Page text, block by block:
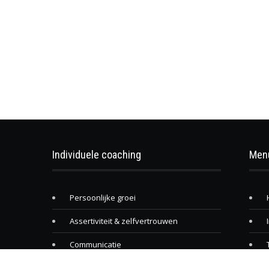
Individuele coaching
Persoonlijke groei
Assertiviteit & zelfvertrouwen
Communicatie